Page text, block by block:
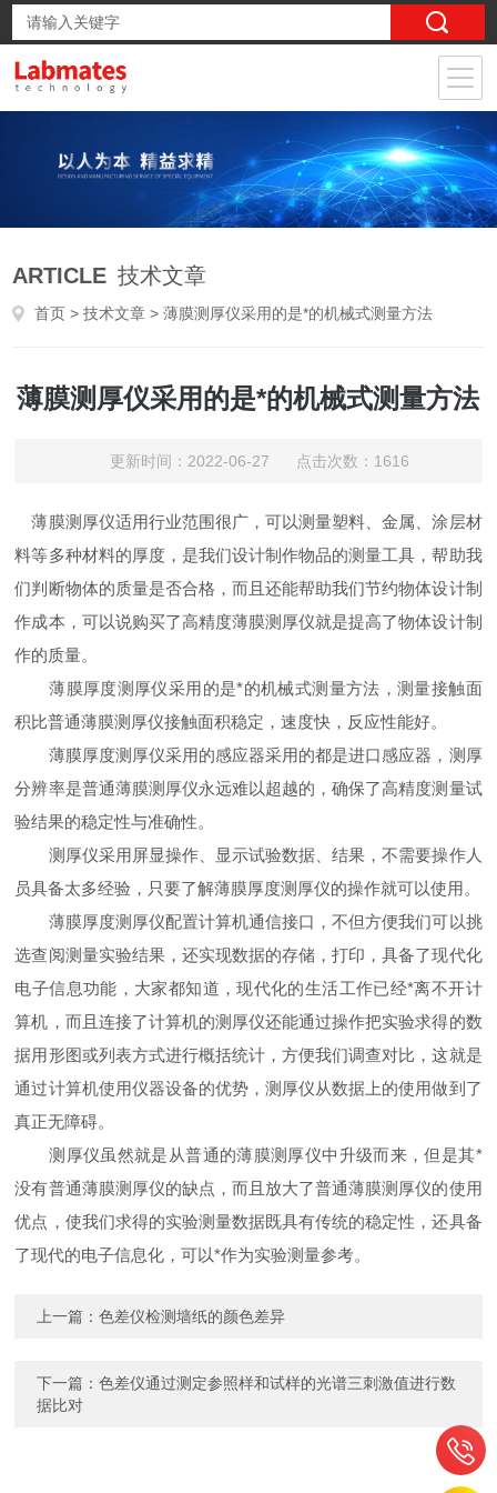
ARTICLE 技术文章
首页 >技术文章 > 薄膜测厚仪采用的是*的机械式测量方法
薄膜测厚仪采用的是*的机械式测量方法
更新时间：2022-06-27 点击次数：1616
薄膜测厚仪适用行业范围很广，可以测量塑料、金属、涂层材
料等多种材料的厚度，是我们设计制作物品的测量工具，帮助我
们判断物体的质量是否合格，而且还能帮助我们节约物体设计制
作成本，可以说购买了高精度薄膜测厚仪就是提高了物体设计制
作的质量。
薄膜厚度测厚仪采用的是*的机械式测量方法，测量接触面
积比普通薄膜测厚仪接触面积稳定，速度快，反应性能好。
薄膜厚度测厚仪采用的感应器采用的都是进口感应器，测厚
分辨率是普通薄膜测厚仪永远难以超越的，确保了高精度测量试
验结果的稳定性与准确性。
测厚仪采用屏显操作、显示试验数据、结果，不需要操作人
员具备太多经验，只要了解薄膜厚度测厚仪的操作就可以使用。
薄膜厚度测厚仪配置计算机通信接口，不但方便我们可以挑
选查阅测量实验结果，还实现数据的存储，打印，具备了现代化
电子信息功能，大家都知道，现代化的生活工作已经*离不开计
算机，而且连接了计算机的测厚仪还能通过操作把实验求得的数
据用形图或列表方式进行概括统计，方便我们调查对比，这就是
通过计算机使用仪器设备的优势，测厚仪从数据上的使用做到了
真正无障碍。
测厚仪虽然就是从普通的薄膜测厚仪中升级而来，但是其*
没有普通薄膜测厚仪的缺点，而且放大了普通薄膜测厚仪的使用
优点，使我们求得的实验测量数据既具有传统的稳定性，还具备
了现代的电子信息化，可以*作为实验测量参考。
上一篇：色差仪检测墙纸的颜色差异
下一篇：色差仪通过测定参照样和试样的光谱三刺激值进行数
据比对